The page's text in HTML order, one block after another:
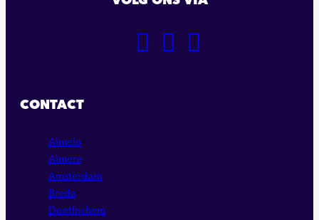
GA
GA
CONTACT
Almelo
Almere
Amsterdam
Breda
Doetinchem